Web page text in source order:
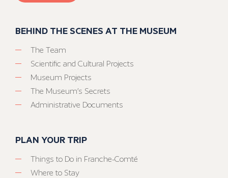
BEHIND THE SCENES AT THE MUSEUM
The Team
Scientific and Cultural Projects
Museum Projects
The Museum’s Secrets
Administrative Documents
PLAN YOUR TRIP
Things to Do in Franche-Comté
Where to Stay